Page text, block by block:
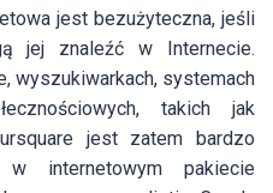
jest bezużyteczna, jeśli
jej znaleźć w Internecie.
wyszukiwarkach, systemach
takich jak
jest zatem bardzo
internetowym pakiecie